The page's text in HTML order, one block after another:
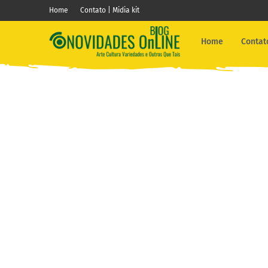
Home Contato | Midia kit
Home